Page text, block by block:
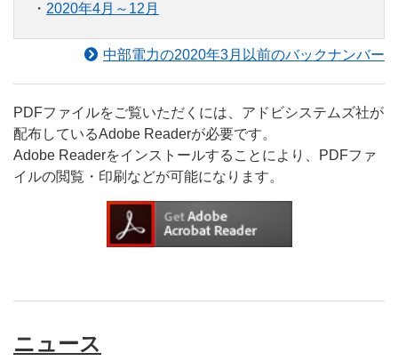
2020年4月～12月
中部電力の2020年3月以前のバックナンバー
PDFファイルをご覧いただくには、アドビシステムズ社が
配布しているAdobe Readerが必要です。
Adobe Readerをインストールすることにより、PDFファ
イルの閲覧・印刷などが可能になります。
ニュース